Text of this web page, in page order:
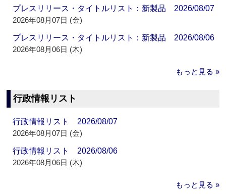
プレスリリース・タイトルリスト：新製品 2026/08/07
2026年08月07日 (金)
プレスリリース・タイトルリスト：新製品 2026/08/06
2026年08月06日 (木)
もっと見る »
行政情報リスト
行政情報リスト 2026/08/07
2026年08月07日 (金)
行政情報リスト 2026/08/06
2026年08月06日 (木)
もっと見る »